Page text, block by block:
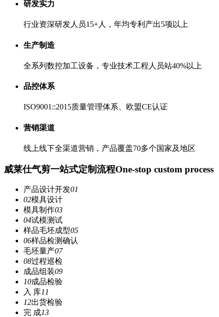
研发实力
行业资深研发人员15+人，年均专利产出5项以上
生产制造
全系列数控加工设备，专业技术工程人员站40%以上
品控体系
ISO9001::2015质量管理体系、欧盟CE认证
营销渠道
线上线下全渠道营销，产品覆盖70多个国家及地区
威莱仕气剪一站式定制流程One-stop custom process
产品设计开发01
02模具设计
模具制作03
04试模测试
样品毛坯成型05
06样品检测确认
毛坯量产07
08过程巡检
成品组装09
10成品检验
入 库11
12出货检验
完 成13